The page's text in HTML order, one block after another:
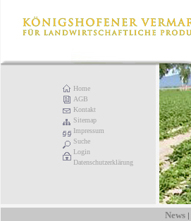
Home
AGB
Kontakt
Sitemap
Impressum
Suche
Login
Datenschutzerklärung
News |